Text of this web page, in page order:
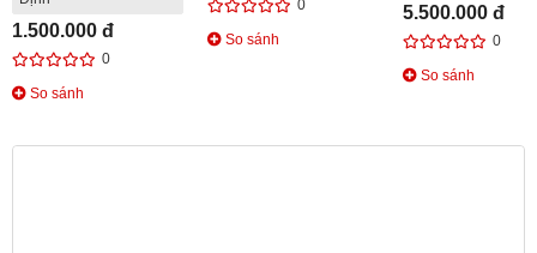
1.500.000 đ
0
So sánh
0
So sánh
5.500.000 đ
0
So sánh